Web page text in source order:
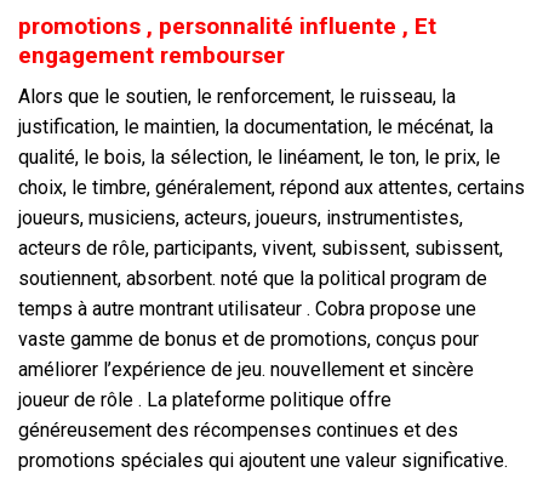
promotions , personnalité influente , Et
engagement rembourser
Alors que le soutien, le renforcement, le ruisseau, la
justification, le maintien, la documentation, le mécénat, la
qualité, le bois, la sélection, le linéament, le ton, le prix, le
choix, le timbre, généralement, répond aux attentes, certains
joueurs, musiciens, acteurs, joueurs, instrumentistes,
acteurs de rôle, participants, vivent, subissent, subissent,
soutiennent, absorbent. noté que la political program de
temps à autre montrant utilisateur . Cobra propose une
vaste gamme de bonus et de promotions, conçus pour
améliorer l’expérience de jeu. nouvellement et sincère
joueur de rôle . La plateforme politique offre
généreusement des récompenses continues et des
promotions spéciales qui ajoutent une valeur significative.